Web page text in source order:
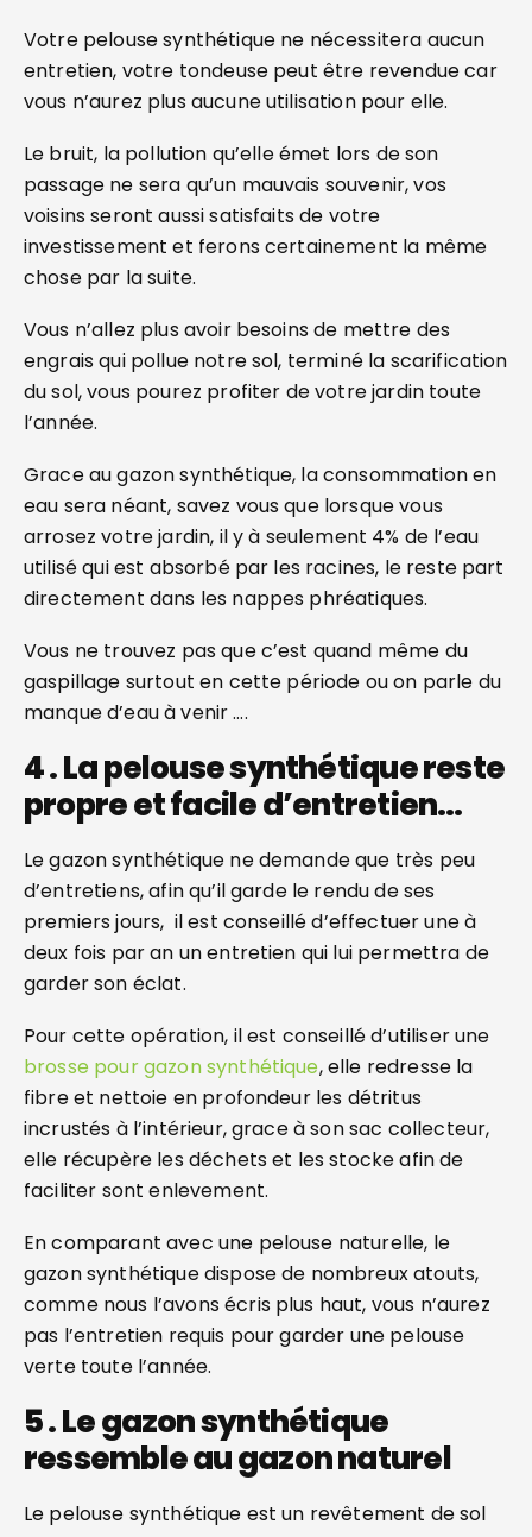
Votre pelouse synthétique ne nécessitera aucun
entretien, votre tondeuse peut être revendue car
vous n’aurez plus aucune utilisation pour elle.
Le bruit, la pollution qu’elle émet lors de son
passage ne sera qu’un mauvais souvenir, vos
voisins seront aussi satisfaits de votre
investissement et ferons certainement la même
chose par la suite.
Vous n’allez plus avoir besoins de mettre des
engrais qui pollue notre sol, terminé la scarification
du sol, vous pourez profiter de votre jardin toute
l’année.
Grace au gazon synthétique, la consommation en
eau sera néant, savez vous que lorsque vous
arrosez votre jardin, il y à seulement 4% de l’eau
utilisé qui est absorbé par les racines, le reste part
directement dans les nappes phréatiques.
Vous ne trouvez pas que c’est quand même du
gaspillage surtout en cette période ou on parle du
manque d’eau à venir ….
4 . La pelouse synthétique reste
propre et facile d’entretien…
Le gazon synthétique ne demande que très peu
d’entretiens, afin qu’il garde le rendu de ses
premiers jours, il est conseillé d’effectuer une à
deux fois par an un entretien qui lui permettra de
garder son éclat.
Pour cette opération, il est conseillé d’utiliser une
brosse pour gazon synthétique, elle redresse la
fibre et nettoie en profondeur les détritus
incrustés à l’intérieur, grace à son sac collecteur,
elle récupère les déchets et les stocke afin de
faciliter sont enlevement.
En comparant avec une pelouse naturelle, le
gazon synthétique dispose de nombreux atouts,
comme nous l’avons écris plus haut, vous n’aurez
pas l’entretien requis pour garder une pelouse
verte toute l’année.
5 . Le gazon synthétique
ressemble au gazon naturel
Le pelouse synthétique est un revêtement de sol